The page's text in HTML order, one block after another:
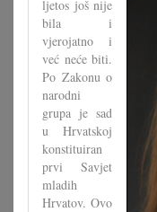
ljetos još nije
bila i
vjerojatno i
već neće biti.
Po Zakonu o
narodni
grupa je sad
u Hrvatskoj
konstituiran
prvi Savjet
mladih
Hrvatov. Ovo